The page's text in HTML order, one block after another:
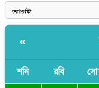
বাংলাদেশী কর্মীদের
ওয়াজেদ জয়
সাকিব আল হাসানের
«
শনি রবি